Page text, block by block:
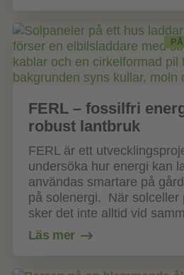
FERL – fossilfri
robust lantbruk
FERL är ett
undersöka hur energi kan
användas smartare på
på solenergi. När solceller
sker det inte alltid vid
Läs mer